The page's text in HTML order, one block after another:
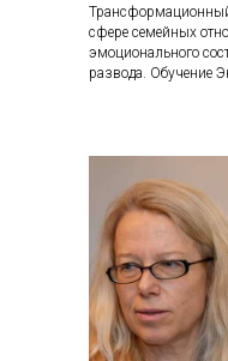
сфере семейных
эмоционального
развода. Обучение